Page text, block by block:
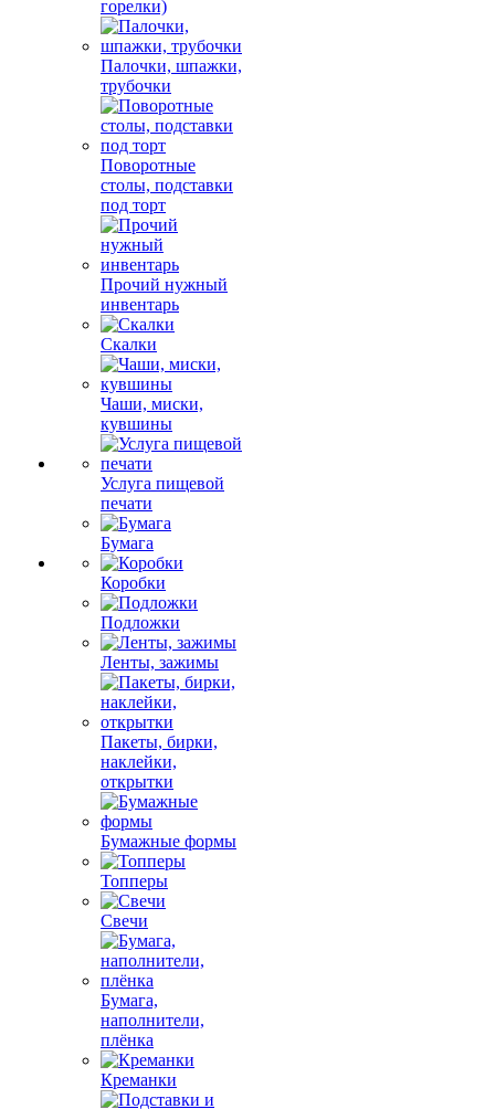
горелки)
Палочки, шпажки,
трубочки
Поворотные
столы, подставки
под торт
Прочий нужный
инвентарь
Скалки
Чаши, миски,
кувшины
Услуга пищевой
печати
Бумага
Коробки
Подложки
Ленты, зажимы
Пакеты, бирки,
наклейки,
открытки
Бумажные формы
Топперы
Свечи
Бумага,
наполнители,
плёнка
Креманки